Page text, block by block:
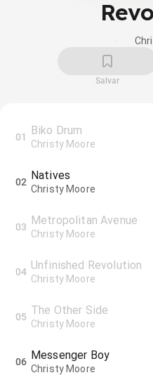
Salvar
01 Biko Drum
Christy Moore
02 Natives
Christy Moore
03 Metropolitan Avenue
Christy Moore
04 Unfinished Revolution
Christy Moore
05 The Other Side
Christy Moore
06 Messenger Boy
Christy Moore